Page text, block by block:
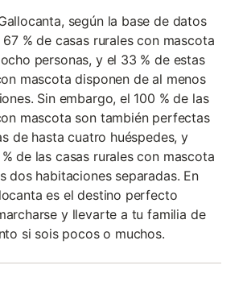
según la base de datos
% de casas rurales con mascota
personas, y el 33 % de estas
mascota disponen de al menos
Sin embargo, el 100 % de las
mascota son también perfectas
de hasta cuatro huéspedes, y
de las casas rurales con mascota
dos habitaciones separadas. En
es el destino perfecto
y llevarte a tu familia de
si sois pocos o muchos.